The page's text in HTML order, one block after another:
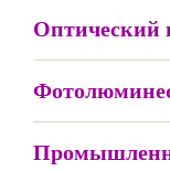
Оптический